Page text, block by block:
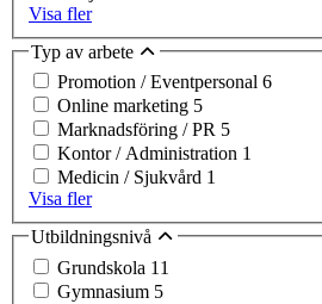
Visa fler
Typ av arbete
Promotion / Eventpersonal 6
Online marketing 5
Marknadsföring / PR 5
Kontor / Administration 1
Medicin / Sjukvård 1
Visa fler
Utbildningsnivå
Grundskola 11
Gymnasium 5